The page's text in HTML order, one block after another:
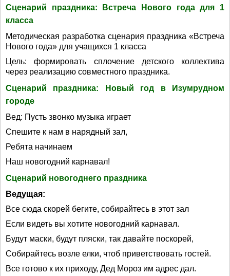
Сценарий праздника: Встреча Нового года для 1
класса
Методическая разработка сценария праздника «Встреча
Нового года» для учащихся 1 класса
Цель: формировать сплочение детского коллектива
через реализацию совместного праздника.
Сценарий праздника: Новый год в Изумрудном
городе
Вед: Пусть звонко музыка играет
Спешите к нам в нарядный зал,
Ребята начинаем
Наш новогодний карнавал!
Сценарий новогоднего праздника
Ведущая:
Все сюда скорей бегите, собирайтесь в этот зал
Если видеть вы хотите новогодний карнавал.
Будут маски, будут пляски, так давайте поскорей,
Собирайтесь возле елки, чтоб приветствовать гостей.
Все готово к их приходу, Дед Мороз им адрес дал.